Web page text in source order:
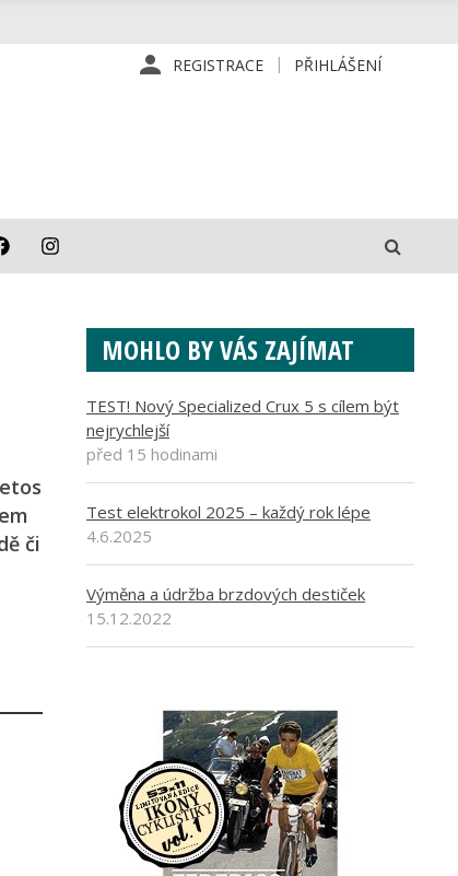
REGISTRACE PŘIHLÁŠENÍ
či
MOHLO BY VÁS ZAJÍMAT
TEST! Nový Specialized Crux 5 s cílem být
nejrychlejší
před 15 hodinami
Test elektrokol 2025 – každý rok lépe
4.6.2025
Výměna a údržba brzdových destiček
15.12.2022